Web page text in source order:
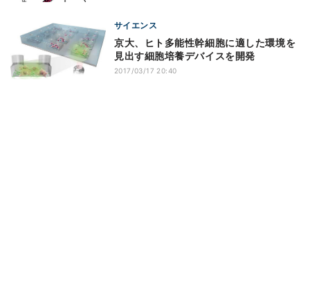
サイエンス
京大、ヒト多能性幹細胞に適した環境を
見出す細胞培養デバイスを開発
2017/03/17 20:40